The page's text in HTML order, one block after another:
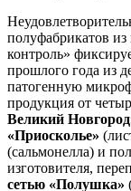
полуфабрикатов
контроль»
прошлого года из
патогенную
продукция от
Великий
«Приосколье»
(сальмонелла) и
изготовителя,
сетью «Полушка»